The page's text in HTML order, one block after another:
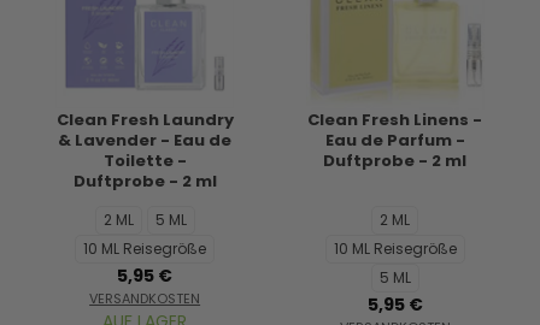
Clean Fresh Laundry
& Lavender - Eau de
Toilette -
Duftprobe - 2 ml
2 ML
5 ML
10 ML Reisegröße
5,95 €
VERSANDKOSTEN
Clean Fresh Linens -
Eau de Parfum -
Duftprobe - 2 ml
2 ML
10 ML Reisegröße
5 ML
5,95 €